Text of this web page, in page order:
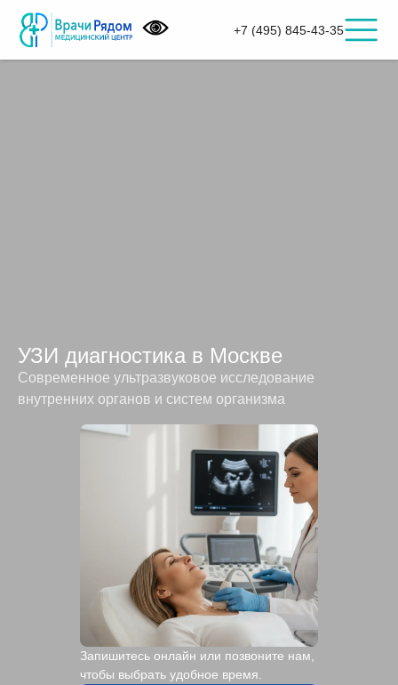
УЗИ диагностика в Москве
Современное ультразвуковое исследование
внутренних органов и систем организма
Запишитесь онлайн или позвоните нам,
чтобы выбрать удобное время.